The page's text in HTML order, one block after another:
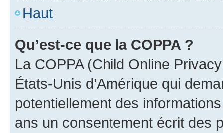
Haut
Qu’est-ce que la COPPA ?
La COPPA (Child Online
États-Unis d’Amérique qui
potentiellement des
ans un consentement écrit des